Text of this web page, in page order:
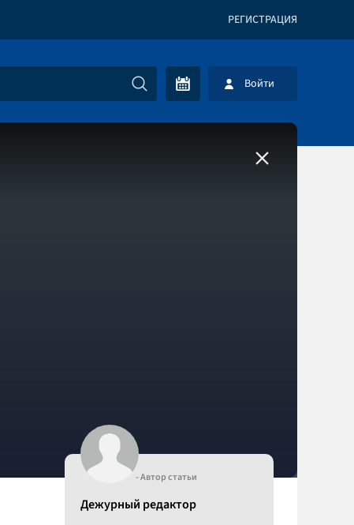
РЕГИСТРАЦИЯ
Войти
- Автор статьи
Дежурный редактор